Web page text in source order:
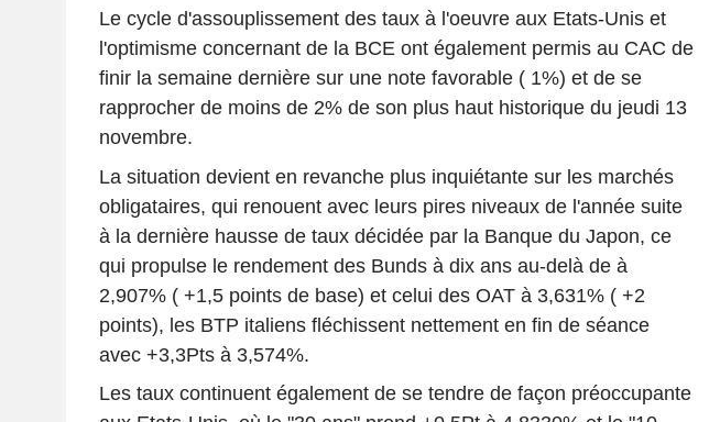
Le cycle d'assouplissement des taux à l'oeuvre aux Etats-Unis et
l'optimisme concernant de la BCE ont également permis au CAC de
finir la semaine dernière sur une note favorable ( 1%) et de se
rapprocher de moins de 2% de son plus haut historique du jeudi 13
novembre.
La situation devient en revanche plus inquiétante sur les marchés
obligataires, qui renouent avec leurs pires niveaux de l'année suite
à la dernière hausse de taux décidée par la Banque du Japon, ce
qui propulse le rendement des Bunds à dix ans au-delà de à
2,907% ( +1,5 points de base) et celui des OAT à 3,631% ( +2
points), les BTP italiens fléchissent nettement en fin de séance
avec +3,3Pts à 3,574%.
Les taux continuent également de se tendre de façon préoccupante